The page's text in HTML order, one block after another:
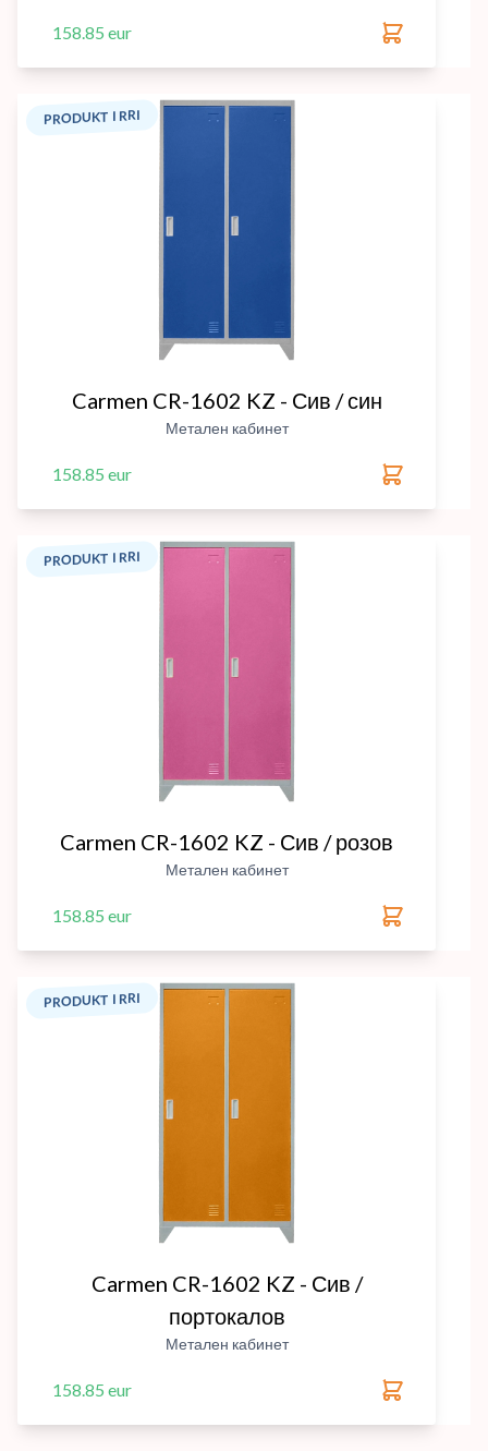
158.85 eur
PRODUKT I RRI
Carmen CR-1602 KZ - Сив / син
Метален кабинет
158.85 eur
PRODUKT I RRI
Carmen CR-1602 KZ - Сив / розов
Метален кабинет
158.85 eur
PRODUKT I RRI
Carmen CR-1602 KZ - Сив /
портокалов
Метален кабинет
158.85 eur